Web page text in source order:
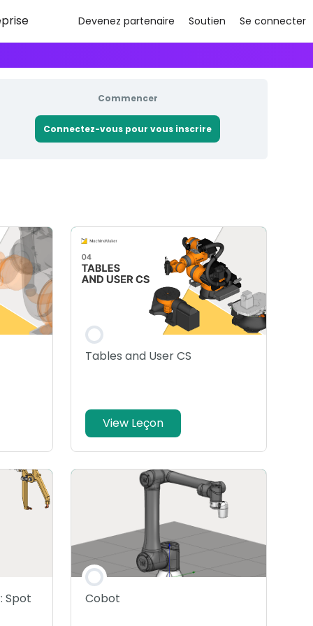
Devenez partenaire Soutien Se connecter
Commencer
Connectez-vous pour vous inscrire
Tables and User CS
View Leçon
Spot
Cobot